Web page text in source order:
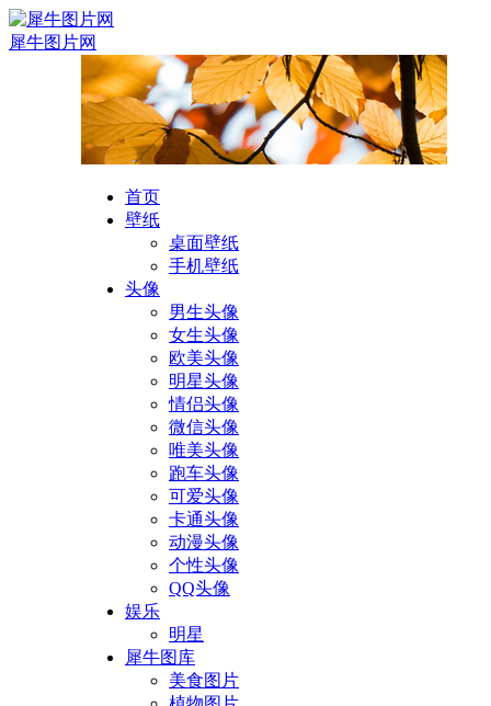
犀牛图片网
首页
壁纸
桌面壁纸
手机壁纸
头像
男生头像
女生头像
欧美头像
明星头像
情侣头像
微信头像
唯美头像
跑车头像
可爱头像
卡通头像
动漫头像
个性头像
QQ头像
娱乐
明星
犀牛图库
美食图片